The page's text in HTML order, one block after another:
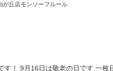
が丘店モンソーフルール